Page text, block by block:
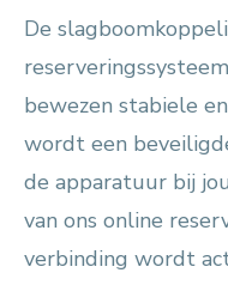
De
bewezen stabiele
wordt een
de apparatuur bij
van ons online
verbinding wordt